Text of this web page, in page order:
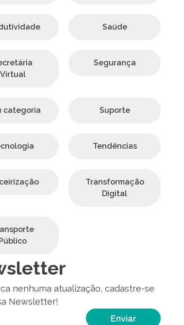
Saúde
Virtual
Segurança
categoria Suporte
Tendências
Transformação
Digital
nenhuma atualização, cadastre-se
Newsletter!
Enviar